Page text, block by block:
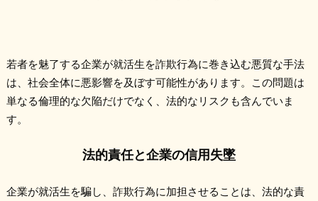
若者を魅了する企業が就活生を詐欺行為に巻き込む悪質な手法
は、社会全体に悪影響を及ぼす可能性があります。この問題は
単なる倫理的な欠陥だけでなく、法的なリスクも含んでいま
す。
法的責任と企業の信用失墜
企業が就活生を騙し、詐欺行為に加担させることは、法的な責